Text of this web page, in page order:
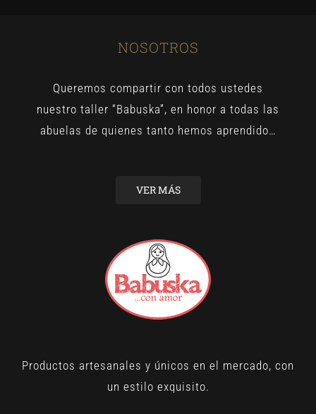
NOSOTROS
Queremos compartir con todos ustedes
nuestro taller “Babuska”, en honor a todas las
abuelas de quienes tanto hemos aprendido…
VER MÁS
Productos artesanales y únicos en el mercado, con
un estilo exquisito.